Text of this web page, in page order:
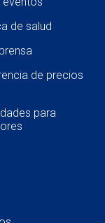
de salud
de precios
para